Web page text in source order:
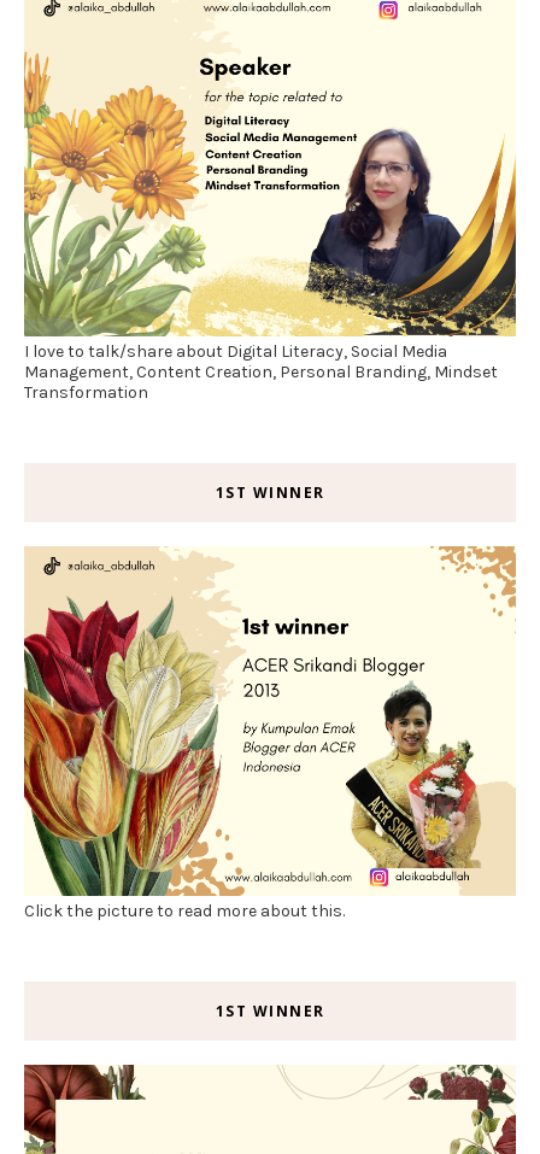
I love to talk/share about Digital Literacy, Social Media
Management, Content Creation, Personal Branding, Mindset
Transformation
1ST WINNER
Click the picture to read more about this.
1ST WINNER